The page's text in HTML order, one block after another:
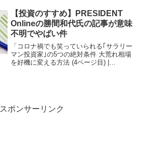
に加工することができる。コモディティ
の運搬コストは相対的にヒ...
【投資のすすめ】PRESIDENT
Onlineの勝間和代氏の記事が意味
不明でやばい件
「コロナ禍でも笑っていられる｢サラリー
マン投資家｣の5つの絶対条件 大荒れ相場
を好機に変える方法 (4ページ目) |
スポンサーリンク